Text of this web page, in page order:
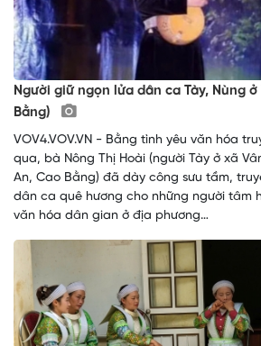
Người giữ ngọn lửa dân ca Tày, Nùng ở
Bằng)
VOV4.VOV.VN - Bằng tình yêu văn hóa
qua, bà Nông Thị Hoài (người Tày ở xã
An, Cao Bằng) đã dày công sưu tầm,
dân ca quê hương cho những người tâm
văn hóa dân gian ở địa phương…